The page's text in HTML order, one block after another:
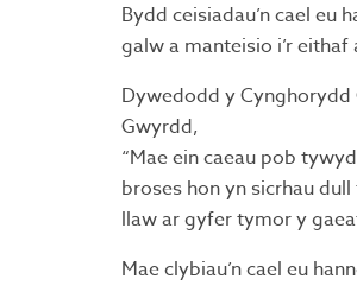
Bydd ceisiadau’n cael eu
galw a manteisio i’r
Dywedodd y
Gwyrdd,
“Mae ein caeau pob
broses hon yn sicrhau
llaw ar gyfer tymor y
Mae clybiau’n cael eu